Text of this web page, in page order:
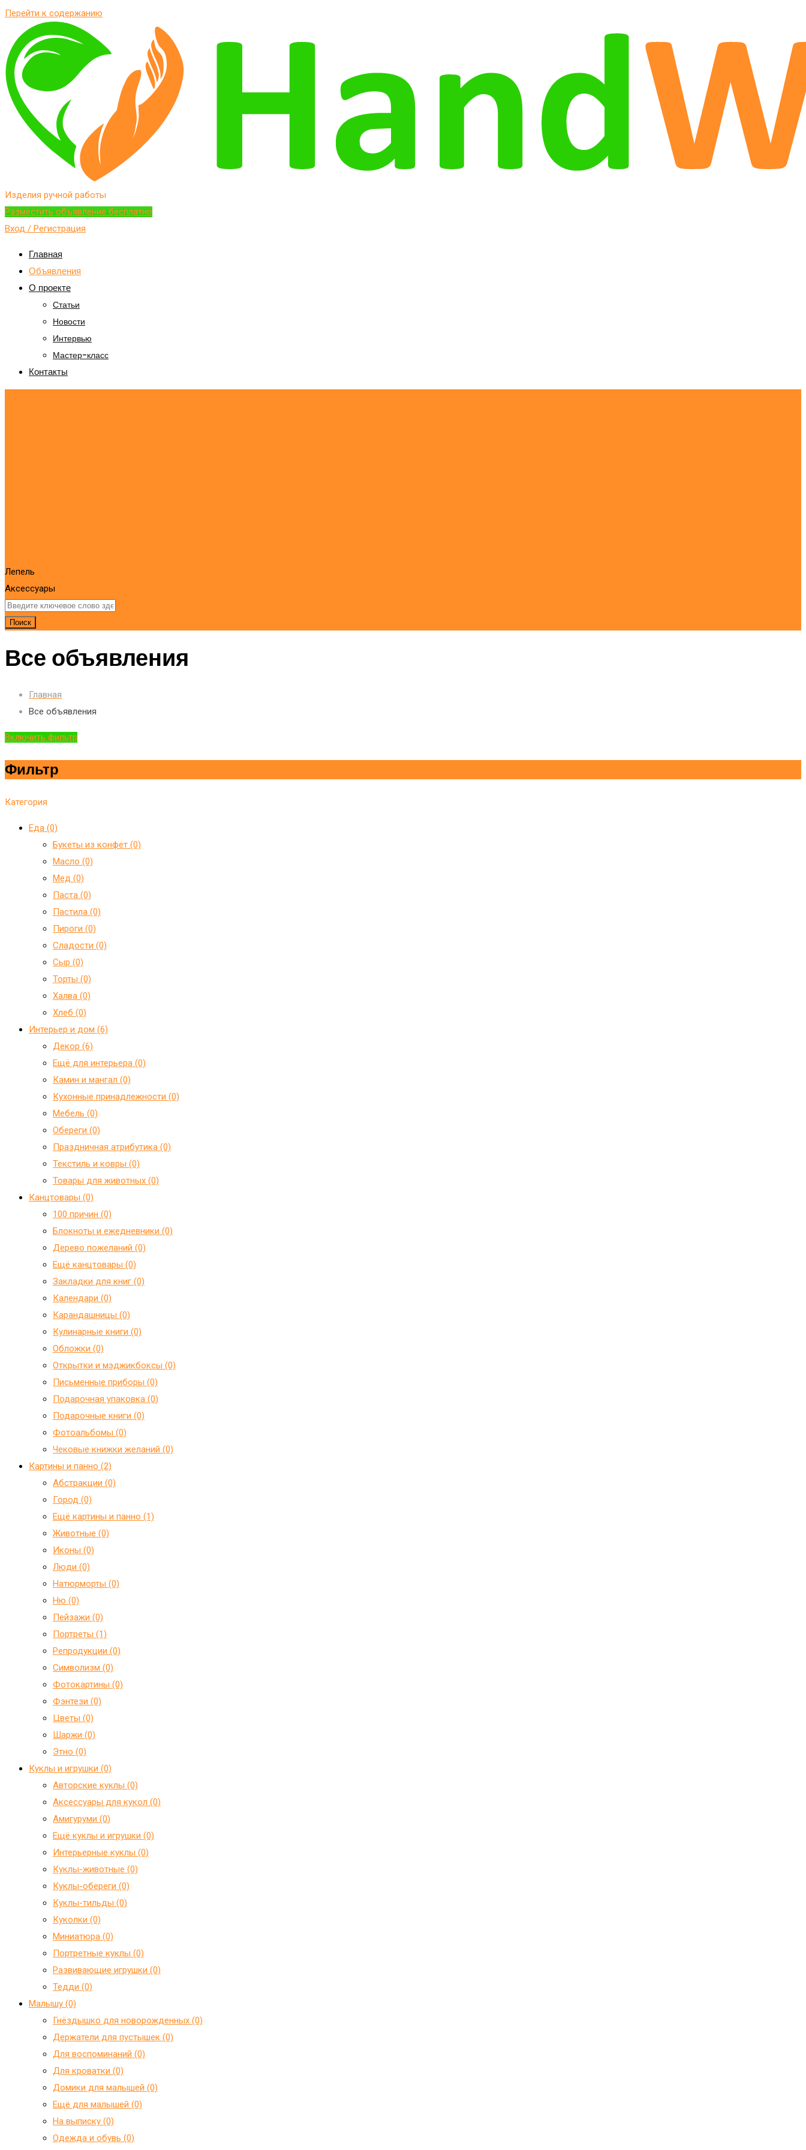
Перейти к содержанию
Изделия ручной работы
Разместить объявление бесплатно
Вход / Регистрация
Главная
Объявления
О проекте
Статьи
Новости
Интервью
Мастер-класс
Контакты
Лепель
Аксессуары
Поиск
Все объявления
Главная
Все объявления
Включить фильтр
Фильтр
Категория
Еда (0)
Букеты из конфет (0)
Масло (0)
Мед (0)
Паста (0)
Пастила (0)
Пироги (0)
Сладости (0)
Сыр (0)
Торты (0)
Халва (0)
Хлеб (0)
Интерьер и дом (6)
Декор (6)
Ещё для интерьера (0)
Камин и мангал (0)
Кухонные принадлежности (0)
Мебель (0)
Обереги (0)
Праздничная атрибутика (0)
Текстиль и ковры (0)
Товары для животных (0)
Канцтовары (0)
100 причин (0)
Блокноты и ежедневники (0)
Дерево пожеланий (0)
Ещё канцтовары (0)
Закладки для книг (0)
Календари (0)
Карандашницы (0)
Кулинарные книги (0)
Обложки (0)
Открытки и мэджикбоксы (0)
Письменные приборы (0)
Подарочная упаковка (0)
Подарочные книги (0)
Фотоальбомы (0)
Чековые книжки желаний (0)
Картины и панно (2)
Абстракции (0)
Город (0)
Ещё картины и панно (1)
Животные (0)
Иконы (0)
Люди (0)
Натюрморты (0)
Ню (0)
Пейзажи (0)
Портреты (1)
Репродукции (0)
Символизм (0)
Фотокартины (0)
Фэнтези (0)
Цветы (0)
Шаржи (0)
Этно (0)
Куклы и игрушки (0)
Авторские куклы (0)
Аксессуары для кукол (0)
Амигуруми (0)
Ещё куклы и игрушки (0)
Интерьерные куклы (0)
Куклы-животные (0)
Куклы-обереги (0)
Куклы-тильды (0)
Куколки (0)
Миниатюра (0)
Портретные куклы (0)
Развивающие игрушки (0)
Тедди (0)
Малышу (0)
Гнёздышко для новорожденных (0)
Держатели для пустышек (0)
Для воспоминаний (0)
Для кроватки (0)
Домики для малышей (0)
Ещё для малышей (0)
На выписку (0)
Одежда и обувь (0)